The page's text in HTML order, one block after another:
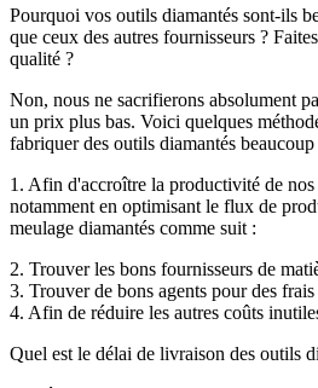
Pourquoi vos outils diamantés sont-ils
que ceux des autres fournisseurs ?
qualité ?
Non, nous ne sacrifierons absolument
un prix plus bas. Voici quelques
fabriquer des outils diamantés
1. Afin d'accroître la productivité de nos
notamment en optimisant le flux de
meulage diamantés comme suit :
2. Trouver les bons fournisseurs de
3. Trouver de bons agents pour des
4. Afin de réduire les autres coûts
Quel est le délai de livraison des outils